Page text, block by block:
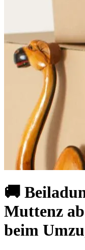
🚚
Muttenz
beim